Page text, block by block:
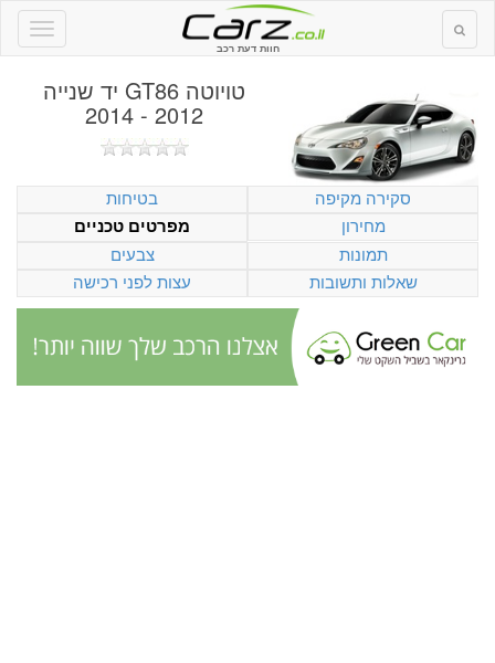
חוות דעת רכב
טויוטה GT86 יד שנייה
2012 - 2014
סקירה מקיפה
בטיחות
מחירון
מפרטים טכניים
תמונות
צבעים
שאלות ותשובות
עצות לפני רכישה